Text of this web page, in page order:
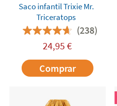
Saco infantil Trixie Mr.
Triceratops
(238)
24,95 €
Comprar